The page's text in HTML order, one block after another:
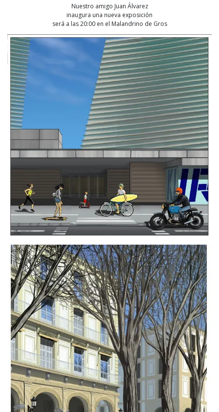
Nuestro amigo Juan Álvarez
inaugura una nueva exposición
será a las 20:00 en el Malandrino de Gros